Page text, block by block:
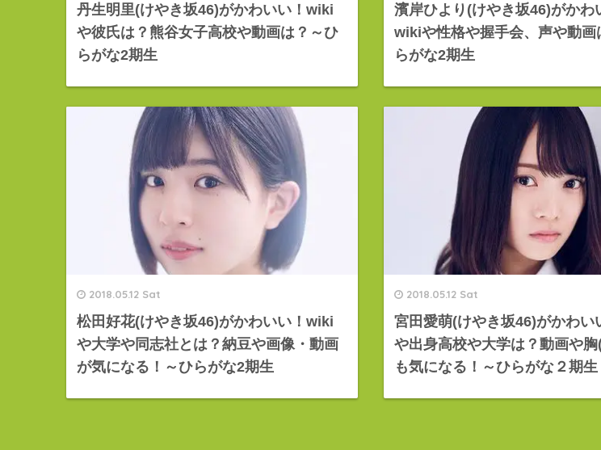
丹生明里(けやき坂46)がかわいい！wiki
や彼氏は？熊谷女子高校や動画は？～ひ
らがな2期生
濱岸ひより(けやき坂46)がかわ
wikiや性格や握手会、声や動画
らがな2期生
2018.05.12 Sat
松田好花(けやき坂46)がかわいい！wiki
や大学や同志社とは？納豆や画像・動画
が気になる！～ひらがな2期生
2018.05.12 Sat
宮田愛萌(けやき坂46)がかわい
や出身高校や大学は？動画や胸
も気になる！～ひらがな２期生